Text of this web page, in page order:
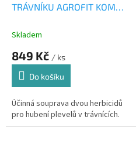
TRÁVNÍKU AGROFIT KOMBI
Skladem
849 Kč / ks
Do košíku
Účinná souprava dvou herbicidů
pro hubení plevelů v trávnících.